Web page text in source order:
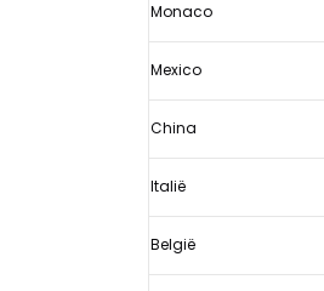
kalender
te
verdwijnen
Monaco
Mexico
China
Italië
België